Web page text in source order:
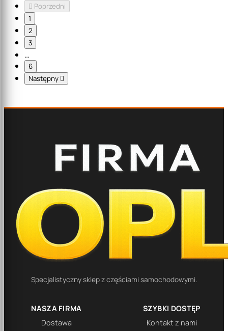
 Poprzedni
1
2
3
…
6
Następny 
Specjalistyczny sklep z częściami samochodowymi.
NASZA FIRMA
Dostawa
SZYBKI DOSTĘP
Kontakt z nami